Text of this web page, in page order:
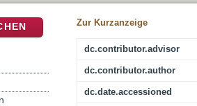
Zur Kurzanzeige
dc.contributor.advisor
dc.contributor.author
dc.date.accessioned